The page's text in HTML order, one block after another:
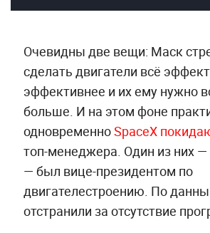
Очевидны две вещи: Маск
сделать двигатели всё
эффективнее и их ему нужно
больше. И на этом фоне
одновременноSpaceX
топ-менеджера. Один из них —
— был вице-президентом по
двигателестроению. По
отстранили за отсутствие